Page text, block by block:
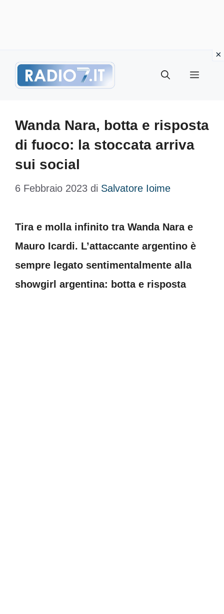
Menu
Wanda Nara, botta e risposta
di fuoco: la stoccata arriva
sui social
6 Febbraio 2023 di Salvatore Ioime
Tira e molla infinito tra Wanda Nara e
Mauro Icardi. L’attaccante argentino è
sempre legato sentimentalmente alla
showgirl argentina: botta e risposta